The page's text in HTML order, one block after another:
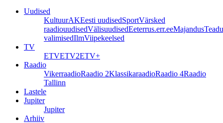
Uudised
KultuurAKEesti uudisedSportVärsked
raadiouudisedVälisuudisedEeterrus.err.eeMajandus
valimisedIlmViipekeelsed
TV
ETVETV2ETV+
Raadio
VikerraadioRaadio 2KlassikaraadioRaadio 4Raadio
Tallinn
Lastele
Jupiter
Jupiter
Arhiiv